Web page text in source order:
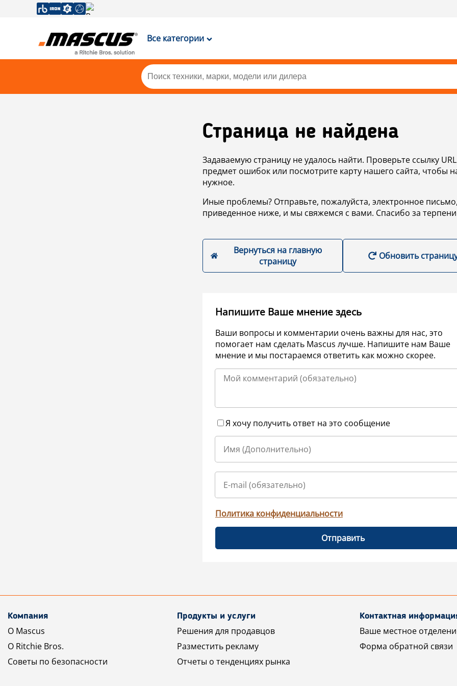
Все категории
Страница не найдена
Задаваемую страницу не удалось найти. Проверьте ссылку
предмет ошибок или посмотрите карту нашего сайта, чтобы
нужное.
Иные проблемы? Отправьте, пожалуйста, электронное
приведенное ниже, и мы свяжемся с вами. Спасибо за
Вернуться на главную
страницу
Обновить
Напишите Ваше мнение здесь
Ваши вопросы и комментарии очень важны для нас, это
помогает нам сделать Mascus лучше. Напишите нам Ваше
мнение и мы постараемся ответить как можно скорее.
Я хочу получить ответ на это сообщение
Политика конфиденциальности
Отправить
Компания
О Mascus
О Ritchie Bros.
Советы по безопасности
Продукты и услуги
Решения для продавцов
Разместить рекламу
Отчеты о тенденциях рынка
Контактная
Ваше местное
Форма обратной связи